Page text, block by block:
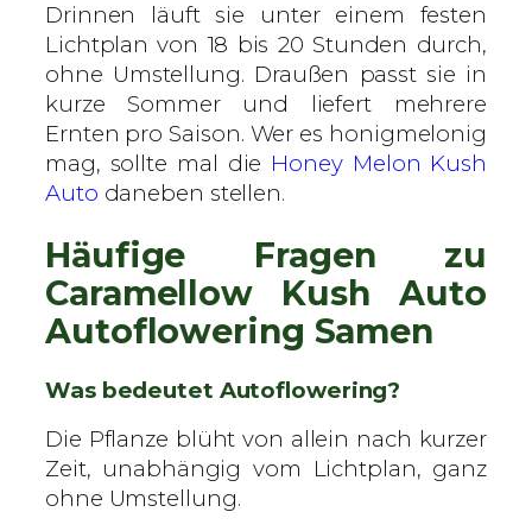
Drinnen läuft sie unter einem festen
Lichtplan von 18 bis 20 Stunden durch,
ohne Umstellung. Draußen passt sie in
kurze Sommer und liefert mehrere
Ernten pro Saison. Wer es honigmelonig
mag, sollte mal die Honey Melon Kush
Auto daneben stellen.
Häufige Fragen zu
Caramellow Kush Auto
Autoflowering Samen
Was bedeutet Autoflowering?
Die Pflanze blüht von allein nach kurzer
Zeit, unabhängig vom Lichtplan, ganz
ohne Umstellung.